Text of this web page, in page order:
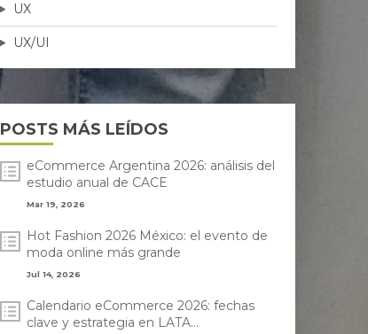
UX
UX/UI
POSTS MÁS LEÍDOS
eCommerce Argentina 2026: análisis del
estudio anual de CACE
Mar 19, 2026
Hot Fashion 2026 México: el evento de
moda online más grande
Jul 14, 2026
Calendario eCommerce 2026: fechas
clave y estrategia en LATA...